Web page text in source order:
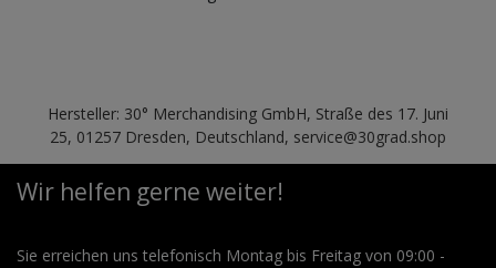
Hersteller: 30° Merchandising GmbH, Straße des 17. Juni
25, 01257 Dresden, Deutschland, service@30grad.shop
Wir helfen gerne weiter!
Sie erreichen uns telefonisch Montag bis Freitag von 09:00 -